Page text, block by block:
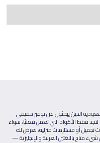
الذين يبحثون عن توفير حقيقي
فقط الأكواد التي تعمل فعليًا، سواء
تجميل أو مستلزمات منزلية، نعرض لك
متاح باللغتين العربية والإنجليزية —